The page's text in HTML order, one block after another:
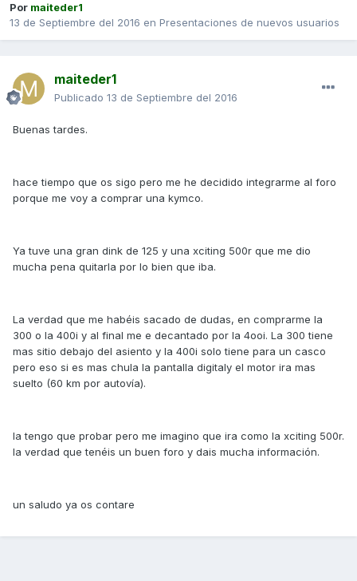
Por maiteder1
13 de Septiembre del 2016 en Presentaciones de nuevos usuarios
maiteder1
Publicado 13 de Septiembre del 2016
Buenas tardes.
hace tiempo que os sigo pero me he decidido integrarme al foro
porque me voy a comprar una kymco.
Ya tuve una gran dink de 125 y una xciting 500r que me dio
mucha pena quitarla por lo bien que iba.
La verdad que me habéis sacado de dudas, en comprarme la
300 o la 400i y al final me e decantado por la 4ooi. La 300 tiene
mas sitio debajo del asiento y la 400i solo tiene para un casco
pero eso si es mas chula la pantalla digitaly el motor ira mas
suelto (60 km por autovía).
la tengo que probar pero me imagino que ira como la xciting 500r.
la verdad que tenéis un buen foro y dais mucha información.
un saludo ya os contare